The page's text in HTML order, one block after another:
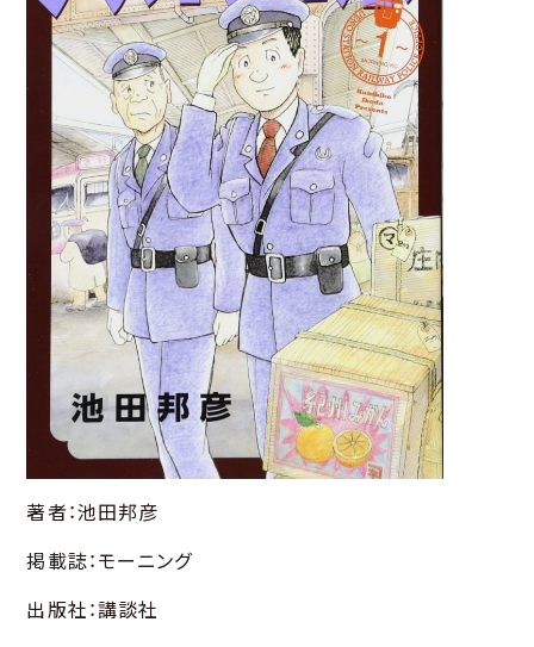
著者：池田邦彦
掲載誌：モーニング
出版社：講談社